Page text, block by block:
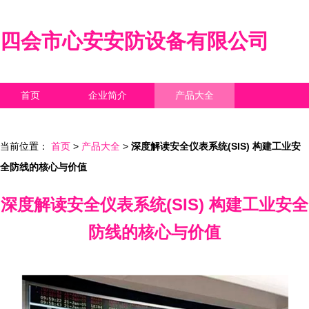
四会市心安安防设备有限公司
首页 企业简介 产品大全
当前位置： 首页 > 产品大全 > 深度解读安全仪表系统(SIS) 构建工业安
全防线的核心与价值
深度解读安全仪表系统(SIS) 构建工业安全
防线的核心与价值